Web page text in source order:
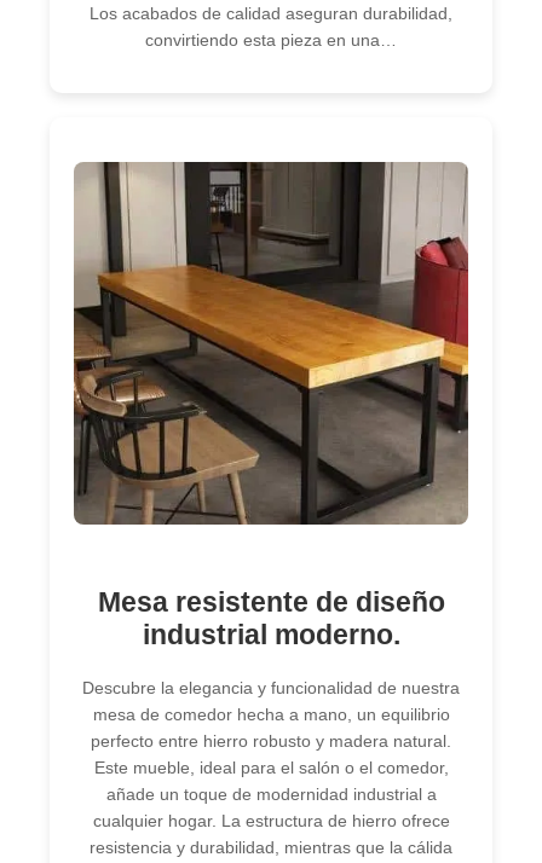
Los acabados de calidad aseguran durabilidad,
convirtiendo esta pieza en una…
Mesa resistente de diseño
industrial moderno.
Descubre la elegancia y funcionalidad de nuestra
mesa de comedor hecha a mano, un equilibrio
perfecto entre hierro robusto y madera natural.
Este mueble, ideal para el salón o el comedor,
añade un toque de modernidad industrial a
cualquier hogar. La estructura de hierro ofrece
resistencia y durabilidad, mientras que la cálida